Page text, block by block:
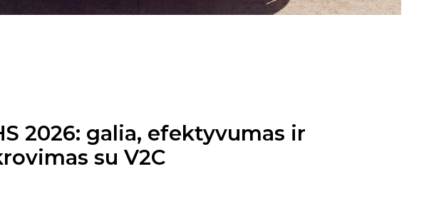
2026: galia, efektyvumas ir
su V2C